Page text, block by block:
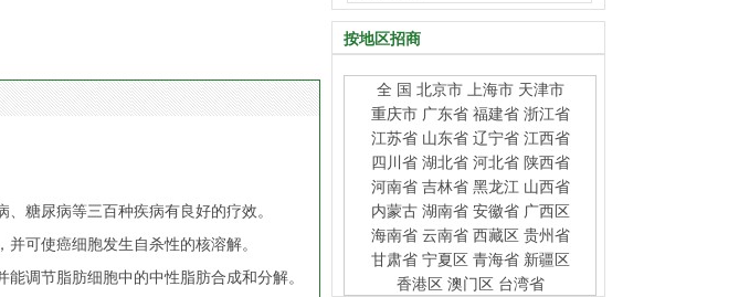
糖尿病等三百种疾病有良好的疗效。
可使癌细胞发生自杀性的核溶解。
调节脂肪细胞中的中性脂肪合成和分解。
按地区招商
全 国 北京市 上海市 天津市
重庆市 广东省 福建省 浙江省
江苏省 山东省 辽宁省 江西省
四川省 湖北省 河北省 陕西省
河南省 吉林省 黑龙江 山西省
内蒙古 湖南省 安徽省 广西区
海南省 云南省 西藏区 贵州省
甘肃省 宁夏区 青海省 新疆区
香港区 澳门区 台湾省